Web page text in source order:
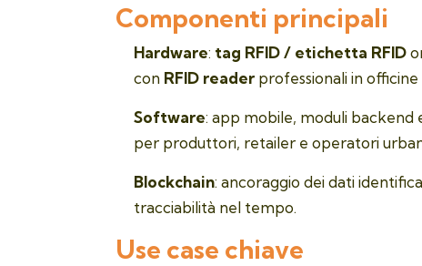
Componenti principali
Hardware: tag RFID / etichetta RFID
con RFID reader professionali in officine
Software: app mobile, moduli backend
per produttori, retailer e operatori
Blockchain: ancoraggio dei dati
tracciabilità nel tempo.
Use case chiave